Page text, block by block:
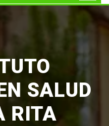
SALUD
RITA